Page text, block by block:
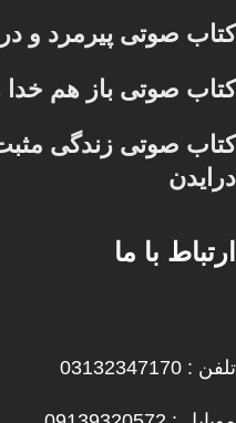
کتاب صوتی پیرمرد و
کتاب صوتی باز هم
درایدن
ارتباط با ما
تلفن : 03132347170